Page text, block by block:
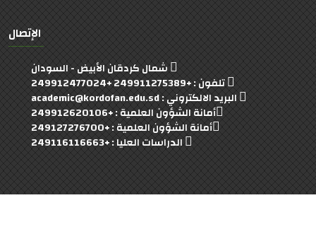
الإتصال
شمال كردقان الأبيض - السودان
تلفون : +249911275389 +249912477024
البريد الالكتروني : academic@kordofan.edu.sd
أمانة الشؤون العلمية : +249912620106
أمانة الشؤون العلمية : +249127276700
الدراسات العليا : +249116116663